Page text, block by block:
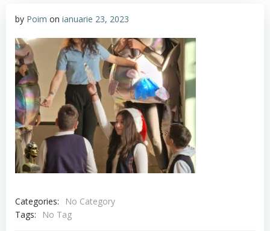
by Poim on ianuarie 23, 2023
Categories:
No Category
Tags:
No Tag